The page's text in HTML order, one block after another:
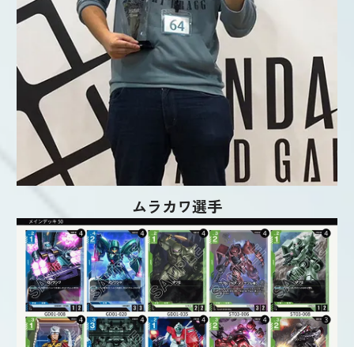
ムラカワ選手